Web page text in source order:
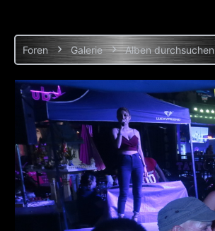
Foren Galerie Alben durchsuchen